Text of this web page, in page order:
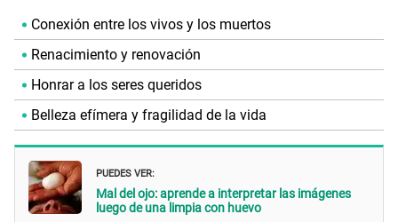
Conexión entre los vivos y los muertos
Renacimiento y renovación
Honrar a los seres queridos
Belleza efímera y fragilidad de la vida
PUEDES VER:
Mal del ojo: aprende a interpretar las imágenes
luego de una limpia con huevo